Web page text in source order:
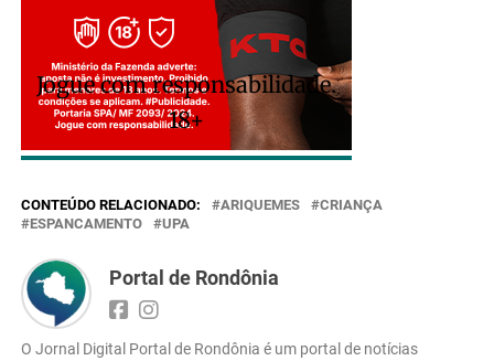
Jogue com responsabilidade.
18+
CONTEÚDO RELACIONADO: ARIQUEMES
CRIANÇA
ESPANCAMENTO
UPA
Portal de Rondônia
O Jornal Digital Portal de Rondônia é um portal de notícias